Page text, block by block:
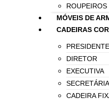
ROUPEIROS
MÓVEIS DE
CADEIRAS
PRESIDENTE
DIRETOR
EXECUTIVA
SECRETÁRIA
CADEIRA